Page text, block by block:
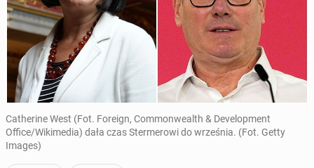
Catherine West (Fot. Foreign, Commonwealth & Development
Office/Wikimedia) dała czas Stermerowi do września. (Fot. Getty
Images)